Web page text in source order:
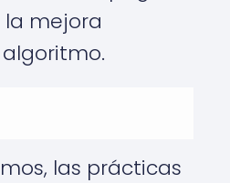
mejora
las prácticas